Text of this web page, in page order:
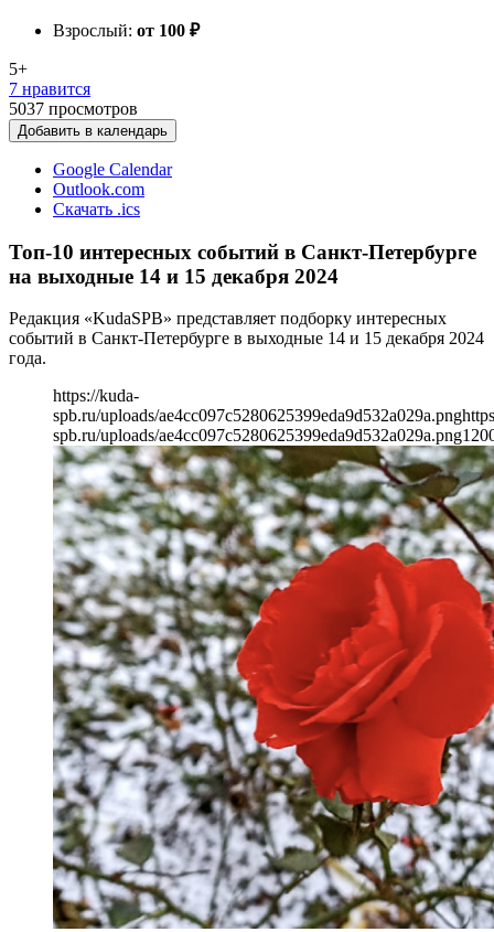
Взрослый: от 100 ₽
5+
7 нравится
5037 просмотров
Добавить в календарь
Google Calendar
Outlook.com
Скачать .ics
Топ-10 интересных событий в Санкт-Петербурге
на выходные 14 и 15 декабря 2024
Редакция «KudaSPB» представляет подборку интересных
событий в Санкт-Петербурге в выходные 14 и 15 декабря 2024
года.
https://kuda-
spb.ru/uploads/ae4cc097c5280625399eda9d532a029a.png
spb.ru/uploads/ae4cc097c5280625399eda9d532a029a.png